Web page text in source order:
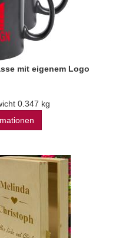
mit eigenem Logo
0.347 kg